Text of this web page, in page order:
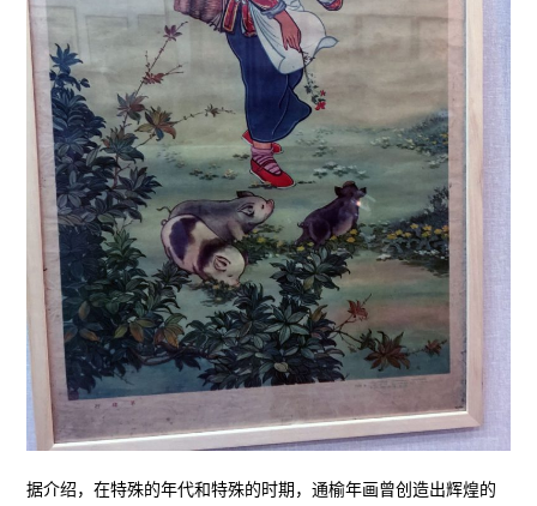
据介绍，在特殊的年代和特殊的时期，通榆年画曾创造出辉煌的